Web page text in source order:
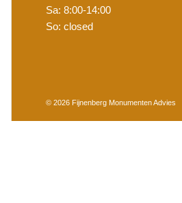
Sa: 8:00-14:00
So: closed
© 2026 Fijnenberg Monumenten Advies